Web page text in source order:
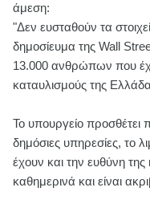
άμεση:
"Δεν ευσταθούν τα
δημοσίευμα της Wall
13.000 ανθρώπων που
καταυλισμούς της
Το υπουργείο προσθέτει
δημόσιες υπηρεσίες, το
έχουν και την ευθύνη
καθημερινά και είναι